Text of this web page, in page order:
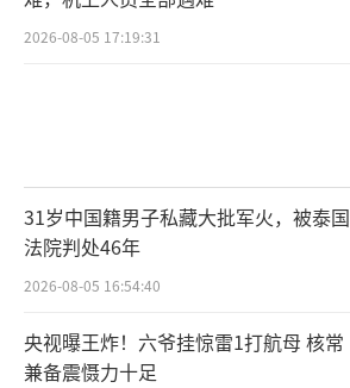
2026-08-05 17:19:31
31岁中国籍男子私藏大批军火，被泰国
法院判处46年
2026-08-05 16:54:40
央视曝王炸！六爷挂惊雷1打航母 核常
兼备震慑力十足